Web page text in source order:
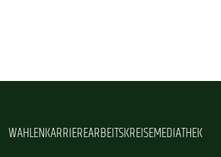
WAHLENKARRIEREARBEITSKREISEMEDIATHEK